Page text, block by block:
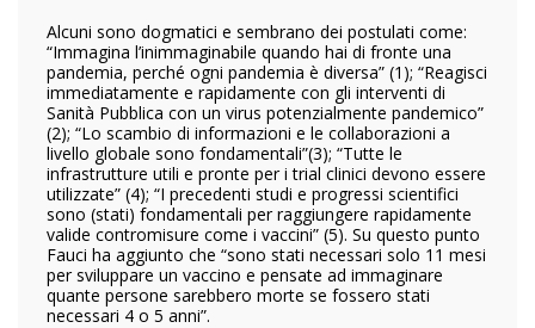
Alcuni sono dogmatici e sembrano dei postulati come:
“Immagina l’inimmaginabile quando hai di fronte una
pandemia, perché ogni pandemia è diversa” (1); “Reagisci
immediatamente e rapidamente con gli interventi di
Sanità Pubblica con un virus potenzialmente pandemico”
(2); “Lo scambio di informazioni e le collaborazioni a
livello globale sono fondamentali”(3); “Tutte le
infrastrutture utili e pronte per i trial clinici devono essere
utilizzate” (4); “I precedenti studi e progressi scientifici
sono (stati) fondamentali per raggiungere rapidamente
valide contromisure come i vaccini” (5). Su questo punto
Fauci ha aggiunto che “sono stati necessari solo 11 mesi
per sviluppare un vaccino e pensate ad immaginare
quante persone sarebbero morte se fossero stati
necessari 4 o 5 anni”.